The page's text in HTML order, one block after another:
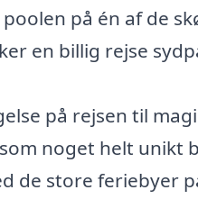
på én af de
en billig rejse
på rejsen til
noget helt unikt
de store feriebyer